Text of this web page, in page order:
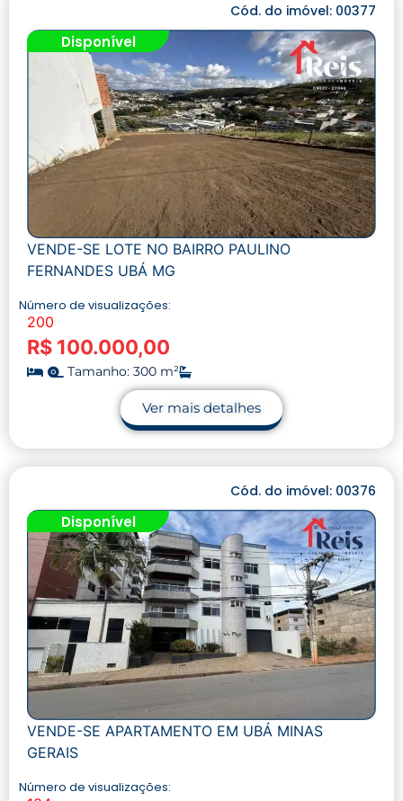
Cód. do imóvel: 00377
Disponível
VENDE-SE LOTE NO BAIRRO PAULINO
FERNANDES UBÁ MG
Número de visualizações:
200
R$ 100.000,00
Tamanho: 300 m²
Ver mais detalhes
Cód. do imóvel: 00376
Disponível
VENDE-SE APARTAMENTO EM UBÁ MINAS
GERAIS
Número de visualizações: